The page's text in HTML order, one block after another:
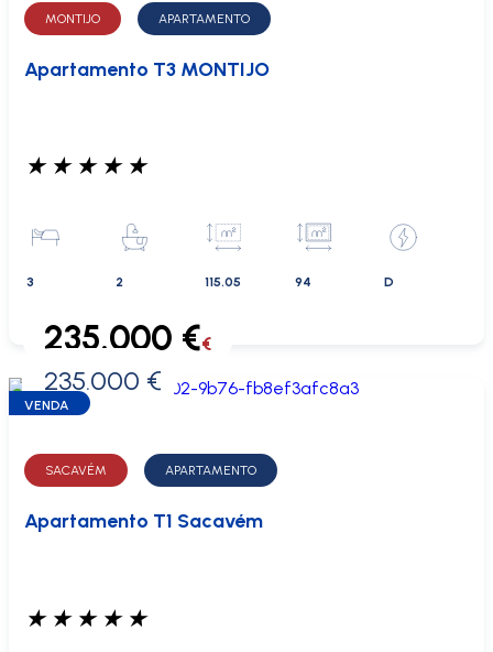
MONTIJO APARTAMENTO
Apartamento T3 MONTIJO
★ ★ ★ ★ ★
3 2 115.05 94 D
0 €
235.000 €€
235.000 €
VENDA
SACAVÉM APARTAMENTO
Apartamento T1 Sacavém
★ ★ ★ ★ ★